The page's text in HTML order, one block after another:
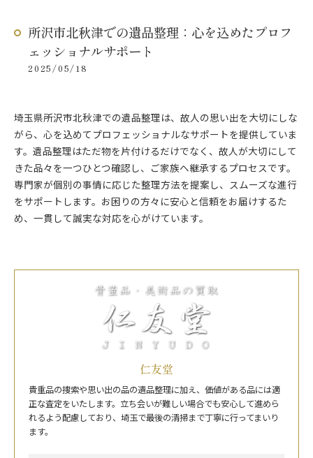
所沢市北秋津での遺品整理：心を込めたプロフ
ェッショナルサポート
2025/05/18
埼玉県所沢市北秋津での遺品整理は、故人の思い出を大切にしな
がら、心を込めてプロフェッショナルなサポートを提供していま
す。遺品整理はただ物を片付けるだけでなく、故人が大切にして
きた品々を一つひとつ確認し、ご家族へ継承するプロセスです。
専門家が個別の事情に応じた整理方法を提案し、スムーズな進行
をサポートします。お困りの方々に安心と信頼をお届けするた
め、一貫して誠実な対応を心がけています。
仁友堂
貴重品の捜索や思い出の品の遺品整理に加え、価値がある品には適
正な査定をいたします。立ち会いが難しい場合でも安心して進めら
れるよう配慮しており、埼玉で最後の清掃まで丁寧に行ってまいり
ます。